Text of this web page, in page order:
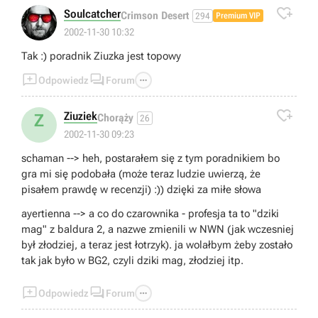
SoulcatcherCrimson Desert 294 Premium VIP
2002-11-30 10:32

Tak :) poradnik Ziuzka jest topowy
Odpowiedz  Forum 
Z ZiuziekChorąży 26
2002-11-30 09:23

schaman --> heh, postarałem się z tym poradnikiem bo
gra mi się podobała (może teraz ludzie uwierzą, że
pisałem prawdę w recenzji) :)) dzięki za miłe słowa
ayertienna --> a co do czarownika - profesja ta to "dziki
mag" z baldura 2, a nazwe zmienili w NWN (jak wczesniej
był złodziej, a teraz jest łotrzyk). ja wolałbym żeby zostało
tak jak było w BG2, czyli dziki mag, złodziej itp.
Odpowiedz  Forum 